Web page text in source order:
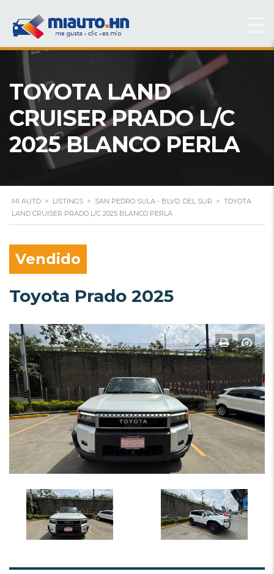
TOYOTA LAND
CRUISER PRADO L/C
2025 BLANCO PERLA
MI AUTO > LISTINGS > SAN PEDRO SULA - BLVD. DEL SUR > TOYOTA
LAND CRUISER PRADO L/C 2025 BLANCO PERLA
Vendido
Toyota Prado 2025